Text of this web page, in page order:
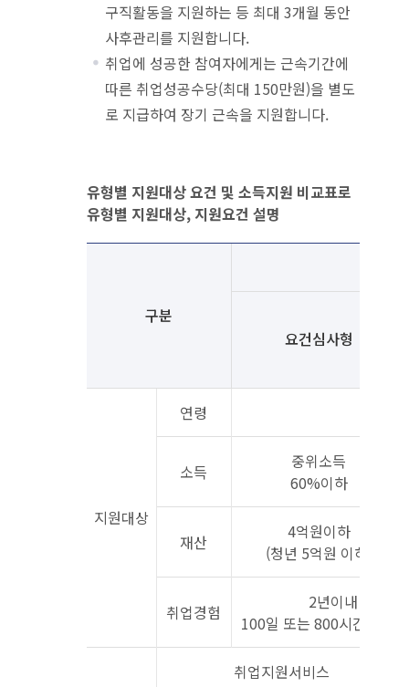
구직활동을 지원하는 등 최대 3개월 동안
사후관리를 지원합니다.
취업에 성공한 참여자에게는 근속기간에
따른 취업성공수당(최대 150만원)을 별도
로 지급하여 장기 근속을 지원합니다.
유형별 지원대상 요건 및 소득지원 비교표로
유형별 지원대상, 지원요건 설명
구분
요건심사형
지원대상
연령
소득
중위소득
60%이하
재산
4억원이하
(청년 5억원 이하)
취업경험
2년이내
100일 또는 800시간 이상
취업지원서비스